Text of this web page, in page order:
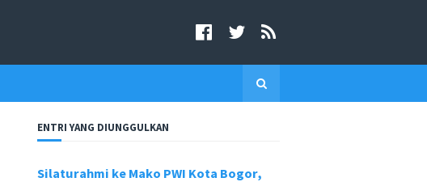
ENTRI YANG DIUNGGULKAN
Silaturahmi ke Mako PWI Kota Bogor,